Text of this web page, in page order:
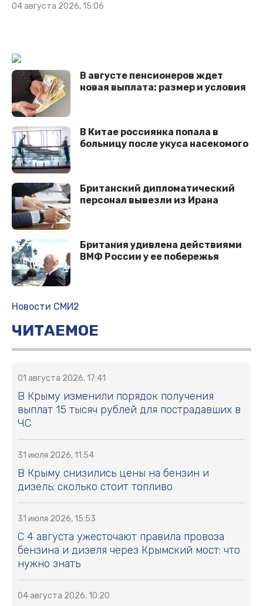
04 августа 2026, 15:06
В августе пенсионеров ждет
новая выплата: размер и условия
В Китае россиянка попала в
больницу после укуса насекомого
Британский дипломатический
персонал вывезли из Ирана
Британия удивлена действиями
ВМФ России у ее побережья
Новости СМИ2
ЧИТАЕМОЕ
01 августа 2026, 17:41
В Крыму изменили порядок получения
выплат 15 тысяч рублей для пострадавших в
ЧС
31 июля 2026, 11:54
В Крыму снизились цены на бензин и
дизель: сколько стоит топливо
31 июля 2026, 15:53
С 4 августа ужесточают правила провоза
бензина и дизеля через Крымский мост: что
нужно знать
04 августа 2026, 10:20